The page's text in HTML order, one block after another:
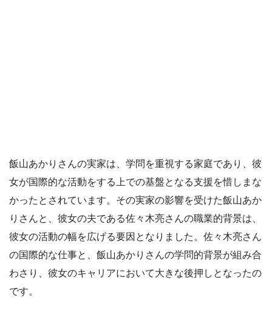
飯山あかりさんの実家は、学問を重視する家庭であり、彼
女が国際的な活動をする上での基盤となる支援を惜しまな
かったとされています。その実家の影響を受けた飯山あか
りさんと、彼女の夫である佐々木亮さんの職業的背景は、
彼女の活動の幅を広げる要因となりました。佐々木亮さん
の国際的な仕事と、飯山あかりさんの学問的背景が組み合
わさり、彼女のキャリアにおいて大きな後押しとなったの
です。